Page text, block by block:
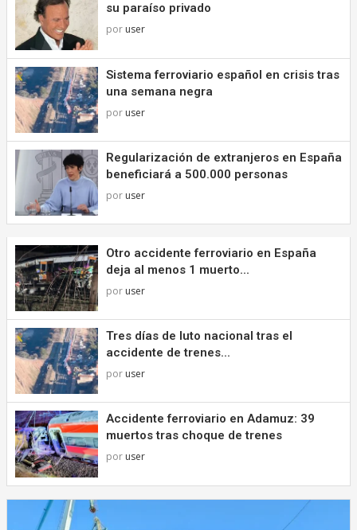
su paraíso privado
por user
Sistema ferroviario español en crisis tras
una semana negra
por user
Regularización de extranjeros en España
beneficiará a 500.000 personas
por user
Otro accidente ferroviario en España
deja al menos 1 muerto...
por user
Tres días de luto nacional tras el
accidente de trenes...
por user
Accidente ferroviario en Adamuz: 39
muertos tras choque de trenes
por user